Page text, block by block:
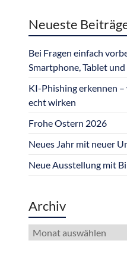
Neueste
Bei Fragen einfach
Smartphone, Tablet und
KI-Phishing erkennen
echt wirken
Frohe Ostern 2026
Neues Jahr mit neuer
Neue Ausstellung mit
Archiv
Archiv